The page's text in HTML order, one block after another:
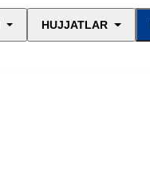
HUJJATLAR